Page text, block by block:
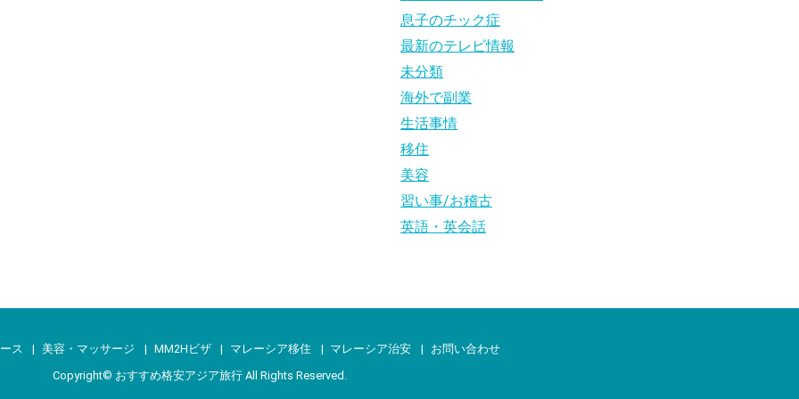
息子のチック症
最新のテレビ情報
未分類
海外で副業
生活事情
移住
美容
習い事/お稽古
英語・英会話
ス 美容・マッサージ MM2Hビザ マレーシア移住 マレーシア治安
お問い合わせ
Copyright© おすすめ格安アジア旅行 All Rights Reserved.